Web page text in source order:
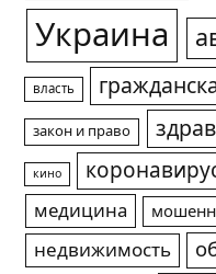
Украина
власть
закон и право
кино
медицина
недвижимость